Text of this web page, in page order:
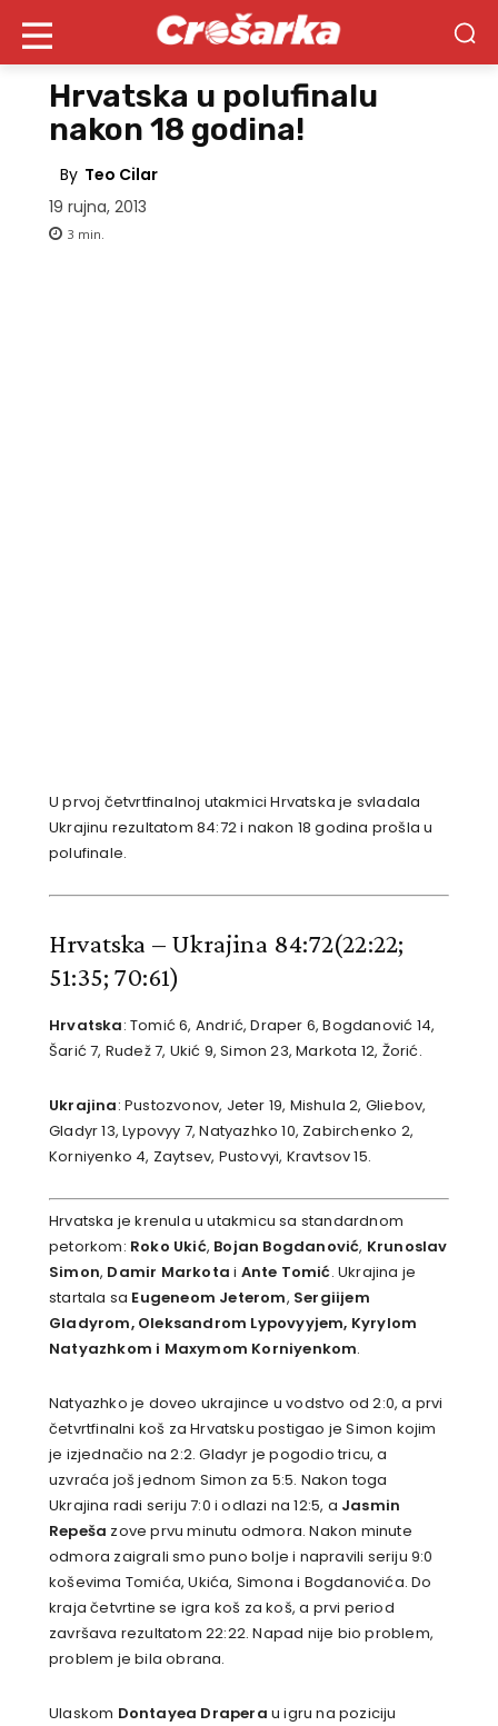
Hrvatska u polufinalu
nakon 18 godina!
By Teo Cilar
19 rujna, 2013
3 min.
U prvoj četvrtfinalnoj utakmici Hrvatska je svladala
Ukrajinu rezultatom 84:72 i nakon 18 godina prošla u
polufinale.
Hrvatska – Ukrajina 84:72(22:22;
51:35; 70:61)
Hrvatska: Tomić 6, Andrić, Draper 6, Bogdanović 14,
Šarić 7, Rudež 7, Ukić 9, Simon 23, Markota 12, Žorić.
Ukrajina: Pustozvonov, Jeter 19, Mishula 2, Gliebov,
Gladyr 13, Lypovyy 7, Natyazhko 10, Zabirchenko 2,
Korniyenko 4, Zaytsev, Pustovyi, Kravtsov 15.
Hrvatska je krenula u utakmicu sa standardnom
petorkom: Roko Ukić, Bojan Bogdanović, Krunoslav
Simon, Damir Markota i Ante Tomić. Ukrajina je
startala sa Eugeneom Jeterom, Sergiijem
Gladyrom, Oleksandrom Lypovyyjem, Kyrylom
Natyazhkom i Maxymom Korniyenkom.
Natyazhko je doveo ukrajince u vodstvo od 2:0, a prvi
četvrtfinalni koš za Hrvatsku postigao je Simon kojim
je izjednačio na 2:2. Gladyr je pogodio tricu, a
uzvraća još jednom Simon za 5:5. Nakon toga
Ukrajina radi seriju 7:0 i odlazi na 12:5, a Jasmin
Repeša zove prvu minutu odmora. Nakon minute
odmora zaigrali smo puno bolje i napravili seriju 9:0
koševima Tomića, Ukića, Simona i Bogdanovića. Do
kraja četvrtine se igra koš za koš, a prvi period
završava rezultatom 22:22. Napad nije bio problem,
problem je bila obrana.
Ulaskom Dontayea Drapera u igru na poziciju